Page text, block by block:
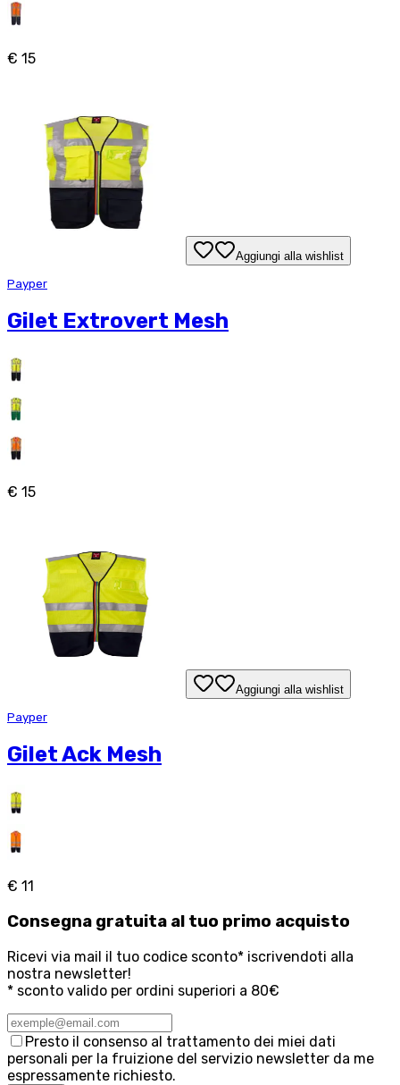
€ 15
Aggiungi alla wishlist
Payper
Gilet Extrovert Mesh
€ 15
Aggiungi alla wishlist
Payper
Gilet Ack Mesh
€ 11
Consegna gratuita al tuo primo acquisto
Ricevi via mail il tuo codice sconto* iscrivendoti alla
nostra newsletter!
* sconto valido per ordini superiori a 80€
Presto il consenso al trattamento dei miei dati
personali per la fruizione del servizio newsletter da me
espressamente richiesto.